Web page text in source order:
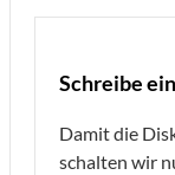
Schreibe
Damit die
schalten wir